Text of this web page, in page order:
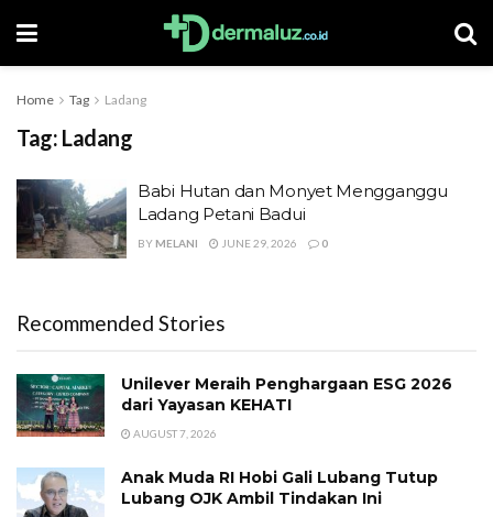
Home Tag Ladang
Tag: Ladang
Babi Hutan dan Monyet Mengganggu
Ladang Petani Badui
BY MELANI JUNE 29, 2026 0
Recommended Stories
Unilever Meraih Penghargaan ESG 2026
dari Yayasan KEHATI
AUGUST 7, 2026
Anak Muda RI Hobi Gali Lubang Tutup
Lubang OJK Ambil Tindakan Ini